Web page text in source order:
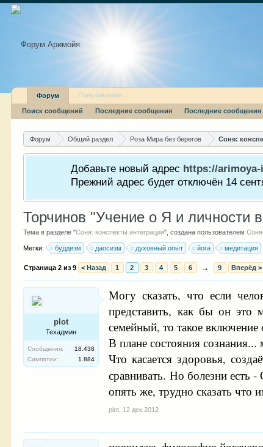
Форум Общий раздел Роза Мира без берегов Соня:
Добавьте новый адрес https://
Прежний адрес будет отключён 14
Торчинов "Учение о Я и личности
Тема в разделе "Соня: конспекты интеграции", создана пользователемСоня
Метки: буддизм даосизм духовный опыт йога медитация
Страница 2 из 9 < Назад 1 2 3 4 5 6 → 9 Вперёд >
plot
Техадмин
Сообщения:
18.438
Симпатии:
1.884
Могу сказать, что если
представить, как бы он это
семейный, то такое
В плане состояния сознания...
Что касается здоровья,
сравнивать. Но болезни есть
опять же, трудно сказать что
plot 12 дек 2012
Форум
Поиск сообщений Последние сообщения Последние сообщения
Пользователи